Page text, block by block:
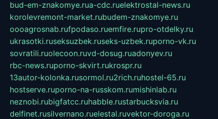
bud-em-znakomye.rua-cdc.ruelektrostal-news.ru
korolevremont-market.rubudem-znakomye.ru
oooagrosnab.rufpodaso.ruemfire.rupro-otdelky.ru
ukrasotki.ruseksuzbek.ruseks-uzbek.ruporno-vk.ru
sovratili.ruolecoon.ruvd-dosug.ruadonyev.ru
rbc-news.ruporno-skvirt.rukrospr.ru
13autor-kolonka.rusormol.ru2rich.ruhostel-65.ru
hostserve.ruporno-na-russkom.rumishinlab.ru
neznobi.rubigfatcc.ruhabble.rustarbucksvia.ru
delfinet.rusilvernano.ruelestal.ruvektor-doroga.ru